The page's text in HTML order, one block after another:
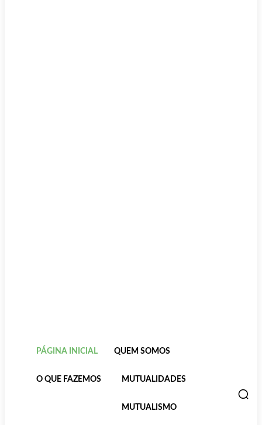
PÁGINA INICIAL QUEM SOMOS
O QUE FAZEMOS MUTUALIDADES
MUTUALISMO